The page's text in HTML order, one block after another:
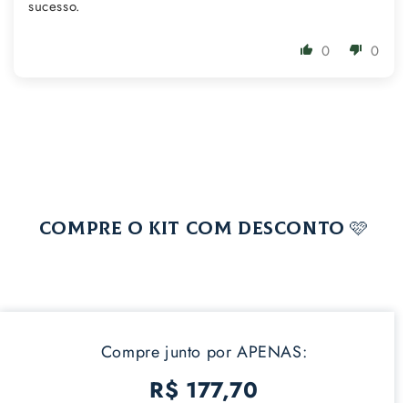
sucesso.
0 0
COMPRE O KIT COM DESCONTO 🩷
Compre junto por APENAS:
R$ 177,70